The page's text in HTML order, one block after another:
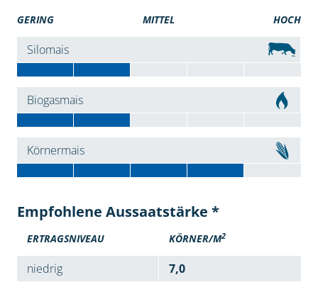
GERING MITTEL HOCH
Silomais
Biogasmais
Körnermais
Empfohlene Aussaatstärke *
ERTRAGSNIVEAU KÖRNER/M2
niedrig
7,0